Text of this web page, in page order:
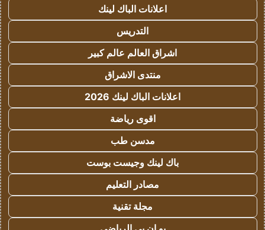
اعلانات الباك لينك
التدريس
اشراق العالم عالم كبير
منتدى الاشراق
اعلانات الباك لينك 2026
اقوى رياضة
مدسن طب
باك لينك وجيست بوست
مصادر التعليم
مجلة تقنية